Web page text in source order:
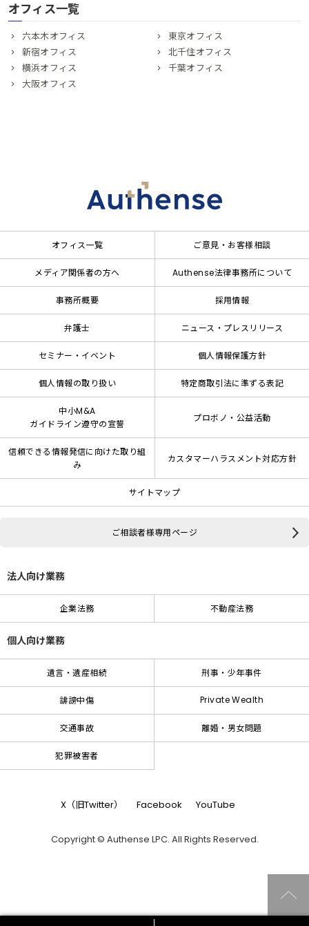
オフィス一覧
六本木オフィス
東京オフィス
新宿オフィス
北千住オフィス
横浜オフィス
千葉オフィス
大阪オフィス
オフィス一覧 ご意見・お客様相談
メディア関係者の方へ Authense法律事務所について
事務所概要 採用情報
弁護士 ニュース・プレスリリース
セミナー・イベント 個人情報保護方針
個人情報の取り扱い 特定商取引法に準ずる表記
中小M&A
ガイドライン遵守の宣誓
プロボノ・公益活動
信頼できる情報発信に向けた取り組
み
カスタマーハラスメント対応方針
サイトマップ
ご相談者様専用ページ
法人向け業務
企業法務 不動産法務
個人向け業務
遺言・遺産相続 刑事・少年事件
誹謗中傷 Private Wealth
交通事故 離婚・男女問題
犯罪被害者
X（旧Twitter） Facebook YouTube
Copyright © Authense LPC. All Rights Reserved.